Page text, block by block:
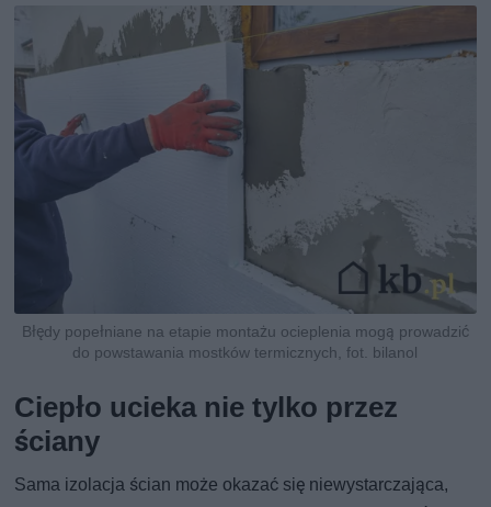
Błędy popełniane na etapie montażu ocieplenia mogą prowadzić
do powstawania mostków termicznych, fot. bilanol
Ciepło ucieka nie tylko przez
ściany
Sama izolacja ścian może okazać się niewystarczająca,